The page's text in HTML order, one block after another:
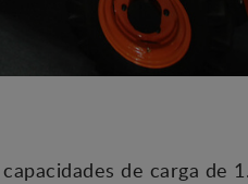
de carga de